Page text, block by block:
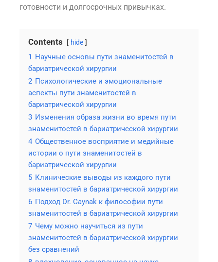
готовности и долгосрочных привычках.
Contents hide
1 Научные основы пути знаменитостей в
бариатрической хирургии
2 Психологические и эмоциональные
аспекты пути знаменитостей в
бариатрической хирургии
3 Изменения образа жизни во время пути
знаменитостей в бариатрической хирургии
4 Общественное восприятие и медийные
истории о пути знаменитостей в
бариатрической хирургии
5 Клинические выводы из каждого пути
знаменитостей в бариатрической хирургии
6 Подход Dr. Caynak к философии пути
знаменитостей в бариатрической хирургии
7 Чему можно научиться из пути
знаменитостей в бариатрической хирургии
без сравнений